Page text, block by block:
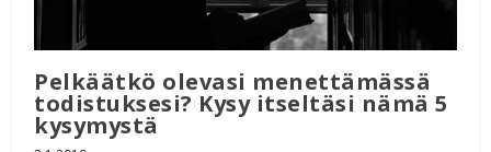
Pelkäätkö olevasi menettämässä
todistuksesi? Kysy itseltäsi nämä 5
kysymystä